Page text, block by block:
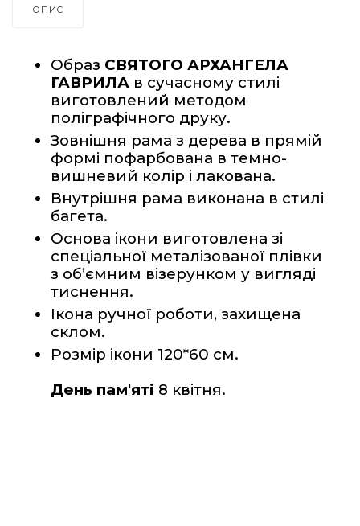
ОПИС
Образ СВЯТОГО АРХАНГЕЛА
ГАВРИЛА в сучасному стилі
виготовлений методом
поліграфічного друку.
Зовнішня рама з дерева в прямій
формі пофарбована в темно-
вишневий колір і лакована.
Внутрішня рама виконана в стилі
багета.
Основа ікони виготовлена зі
спеціальної металізованої плівки
з об’ємним візерунком у вигляді
тиснення.
Ікона ручної роботи, захищена
склом.
Розмір ікони 120*60 см.
День пам'яті 8 квітня.